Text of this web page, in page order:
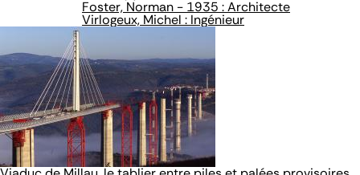
Foster, Norman - 1935 : Architecte
Virlogeux, Michel : Ingénieur